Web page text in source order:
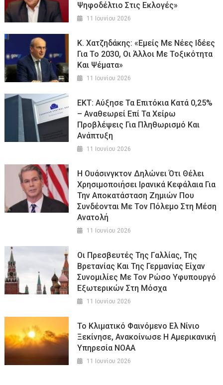
Ψηφοδέλτιο Στις Εκλογές»
11 Ιουνίου 2026
Κ. Χατζηδάκης: «Εμείς Με Νέες Ιδέες
Για Το 2030, Οι Άλλοι Με Τοξικότητα
Και Ψέματα»
11 Ιουνίου 2026
ΕΚΤ: Αύξησε Τα Επιτόκια Κατά 0,25%
– Αναθεωρεί Επί Τα Χείρω
Προβλέψεις Για Πληθωρισμό Και
Ανάπτυξη
11 Ιουνίου 2026
Η Ουάσινγκτον Δηλώνει Ότι Θέλει
Χρησιμοποιήσει Ιρανικά Κεφάλαια Για
Την Αποκατάσταση Ζημιών Που
Συνδέονται Με Τον Πόλεμο Στη Μέση
Ανατολή
11 Ιουνίου 2026
Οι Πρεσβευτές Της Γαλλίας, Της
Βρετανίας Και Της Γερμανίας Είχαν
Συνομιλίες Με Τον Ρώσο Υφυπουργό
Εξωτερικών Στη Μόσχα
11 Ιουνίου 2026
Το Κλιματικό Φαινόμενο Ελ Νίνιο
Ξεκίνησε, Ανακοίνωσε Η Αμερικανική
Υπηρεσία NOAA
11 Ιουνίου 2026